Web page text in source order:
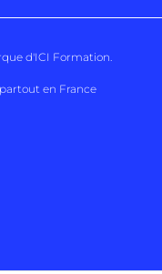
d'ICI Formation.
en France